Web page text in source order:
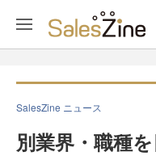
SalesZine ニュース
別業界・職種